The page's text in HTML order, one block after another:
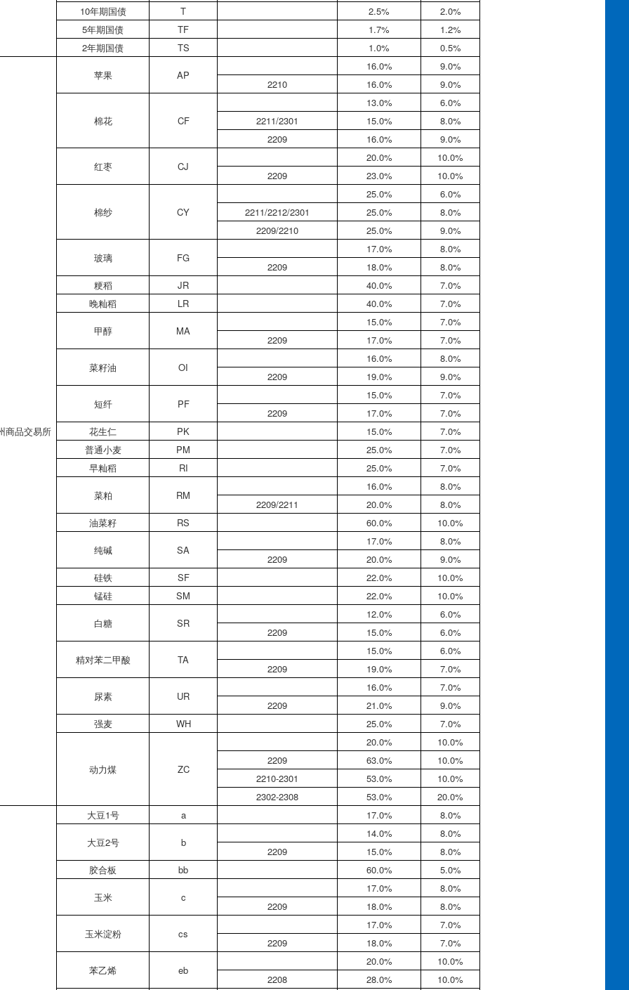
10年期国债
T 2.5%
2.0%
5年期国债
TF 1.7%
1.2%
2年期国债
TS 1.0% 0.5%
商品交易所
苹果 AP
16.0%
9.0%
2210
16.0% 9.0%
棉花 CF
13.0%
6.0%
2211/2301
15.0%
8.0%
2209
16.0% 9.0%
红枣 CJ
20.0%
10.0%
2209
23.0% 10.0%
棉纱 CY
25.0%
6.0%
2211/2212/2301
25.0%
8.0%
2209/2210
25.0% 9.0%
玻璃 FG
17.0%
8.0%
2209
18.0%
8.0%
粳稻
JR 40.0%
7.0%
晚籼稻
LR 40.0% 7.0%
甲醇 MA
15.0%
7.0%
2209
17.0% 7.0%
菜籽油 OI
16.0%
8.0%
2209
19.0% 9.0%
短纤 PF
15.0%
7.0%
2209
17.0%
7.0%
花生仁
PK 15.0%
7.0%
普通小麦
PM 25.0%
7.0%
早籼稻
RI 25.0% 7.0%
菜粕 RM
16.0%
8.0%
2209/2211
20.0%
8.0%
油菜籽
RS 60.0% 10.0%
纯碱 SA
17.0%
8.0%
2209
20.0%
9.0%
硅铁
SF 22.0%
10.0%
锰硅
SM 22.0% 10.0%
白糖 SR
12.0%
6.0%
2209
15.0% 6.0%
精对苯二甲酸 TA
15.0%
6.0%
2209
19.0% 7.0%
尿素 UR
16.0%
7.0%
2209
21.0%
9.0%
强麦
WH 25.0% 7.0%
动力煤 ZC
20.0%
10.0%
2209
63.0%
10.0%
2210-2301
53.0%
10.0%
2302-2308
53.0% 20.0%
大豆1号 a 17.0% 8.0%
大豆2号 b
14.0%
8.0%
2209
15.0%
8.0%
胶合板
bb 60.0% 5.0%
玉米 c
17.0%
8.0%
2209
18.0% 8.0%
玉米淀粉 cs
17.0%
7.0%
2209
18.0% 7.0%
苯乙烯 eb
20.0%
10.0%
2208
28.0% 10.0%